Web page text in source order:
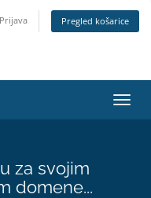
Prijava Pregled košarice
za svojim
domene...